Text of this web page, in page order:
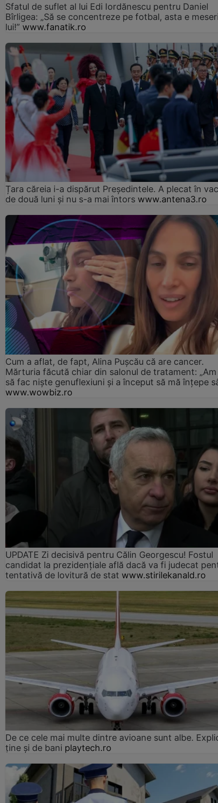
Sfatul de suflet al lui Edi Iordănescu pentru Daniel
Bîrligea: „Să se concentreze pe fotbal, asta e
lui!” www.fanatik.ro
Țara căreia i-a dispărut Președintele. A plecat în
de două luni și nu s-a mai întors www.antena3.ro
Cum a aflat, de fapt, Alina Pușcău că are cancer.
Mărturia făcută chiar din salonul de tratament:
să fac niște genuflexiuni și a început să mă înțepe
www.wowbiz.ro
UPDATE Zi decisivă pentru Călin Georgescu! Fostul
candidat la prezidențiale află dacă va fi judecat
tentativă de lovitură de stat www.stirilekanald.ro
De ce cele mai multe dintre avioane sunt albe.
ține și de bani playtech.ro